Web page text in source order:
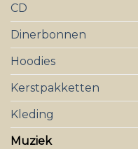
CD
Dinerbonnen
Hoodies
Kerstpakketten
Kleding
Muziek